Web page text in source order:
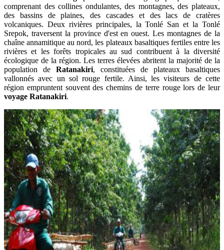
comprenant des collines ondulantes, des montagnes, des plateaux,
des bassins de plaines, des cascades et des lacs de cratères
volcaniques. Deux rivières principales, la Tonlé San et la Tonlé
Srepok, traversent la province d'est en ouest. Les montagnes de la
chaîne annamitique au nord, les plateaux basaltiques fertiles entre les
rivières et les forêts tropicales au sud contribuent à la diversité
écologique de la région. Les terres élevées abritent la majorité de la
population de Ratanakiri, constituées de plateaux basaltiques
vallonnés avec un sol rouge fertile. Ainsi, les visiteurs de cette
région empruntent souvent des chemins de terre rouge lors de leur
voyage Ratanakiri.